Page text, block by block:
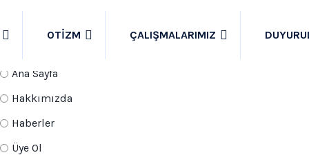
OTIZM ÇALIŞMALARIMIZ
İLETİŞİM BİLGİLERİ
Ana Sayfa
Hakkımızda
Haberler
Üye Ol